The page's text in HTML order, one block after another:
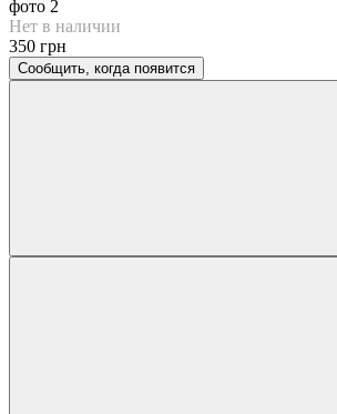
Нет в наличии
350 грн
Сообщить, когда появится